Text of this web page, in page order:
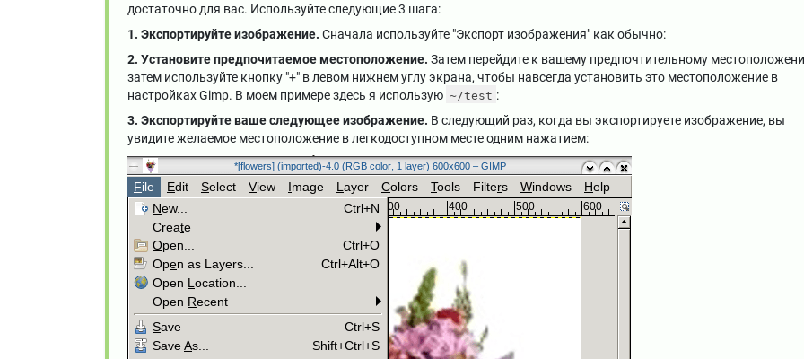
достаточно для вас. Используйте следующие 3 шага:
1. Экспортируйте изображение. Сначала используйте "Экспорт изображения" как обычно:
2. Установите предпочитаемое местоположение. Затем перейдите к вашему предпочтительному
затем используйте кнопку "+" в левом нижнем углу экрана, чтобы навсегда установить это местоположение в
настройках Gimp. В моем примере здесь я использую ~/test :
3. Экспортируйте ваше следующее изображение. В следующий раз, когда вы экспортируете изображение, вы
увидите желаемое местоположение в легкодоступном месте одним нажатием: